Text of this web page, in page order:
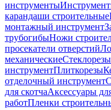
инструменты
карандаши строительные
монтажный инструмент
трубогибыНожи
просекатели отверстий
механическиеСтеклорезы
инструментПлиткорезы
отделочный инструмент
для скотчаАксессуары
работПленки